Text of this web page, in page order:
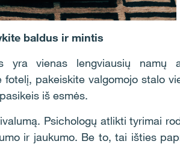
baldus ir mintis
yra vienas lengviausių namų
pakeiskite valgomojo stalo
iš esmės.
Psichologų atlikti tyrimai
ir jaukumo. Be to, tai išties